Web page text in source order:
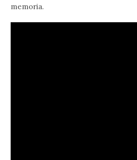
memoria.